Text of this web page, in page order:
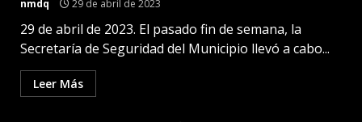
nmdq 29 de abril de 2023
29 de abril de 2023. El pasado fin de semana, la
Secretaría de Seguridad del Municipio llevó a cabo...
Leer Más